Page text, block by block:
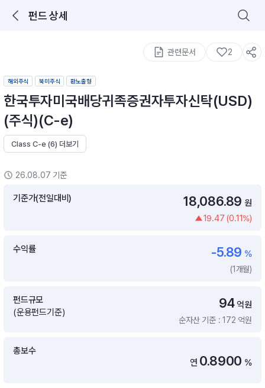
펀드 상세
구성종목 검색
관련문서 2
해외주식 북미주식 환노출형
한국투자미국배당귀족증권자투자신탁(USD)
(주식)(C-e)
Class C-e (6) 더보기
26.08.07 기준
기준가(전일대비) 18,086.89 원
19.47 (0.11%)
수익률 -5.89 %
(1개월)
펀드규모
(운용펀드기준)
94 억원
순자산 기준 : 172 억원
총보수
연 0.8900 %
추천 메뉴
ETF 랭킹
월배당 · 모으기 · 포트래빗 관리
월배당 포트
포트래빗 관리
미국 ETF 검색
ETF 비교
연금 ETF 검색
ETF트렌드 ETF 랭킹 · ETF 찾기 · 종목찾기
미국ETF테마